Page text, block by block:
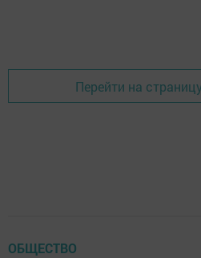
Перейти на
ОБЩЕСТВО